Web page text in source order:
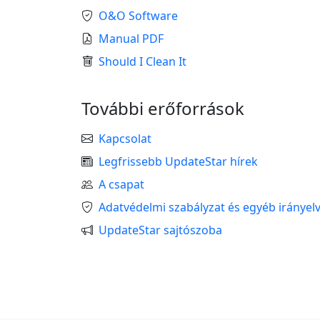
O&O Software
Manual PDF
Should I Clean It
További erőforrások
Kapcsolat
Legfrissebb UpdateStar hírek
A csapat
Adatvédelmi szabályzat és egyéb
UpdateStar sajtószoba